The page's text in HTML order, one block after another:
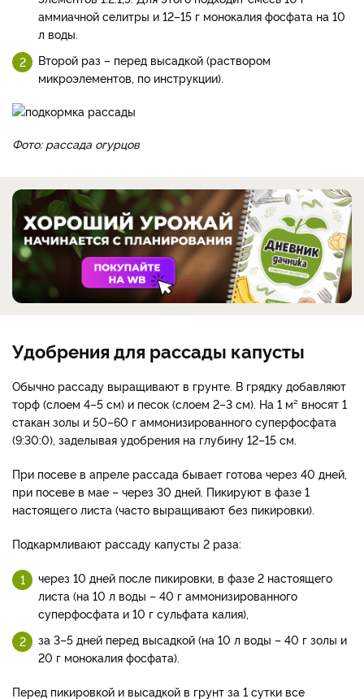
аммиачной селитры и 12–15 г монокалия фосфата на 10
л воды.
Второй раз – перед высадкой (раствором
микроэлементов, по инструкции).
Фото: рассада огурцов
Удобрения для рассады капусты
Обычно рассаду выращивают в грунте. В грядку добавляют
торф (слоем 4–5 см) и песок (слоем 2–3 см). На 1 м² вносят 1
стакан золы и 50–60 г аммонизированного суперфосфата
(9:30:0), заделывая удобрения на глубину 12–15 см.
При посеве в апреле рассада бывает готова через 40 дней,
при посеве в мае – через 30 дней. Пикируют в фазе 1
настоящего листа (часто выращивают без пикировки).
Подкармливают рассаду капусты 2 раза:
через 10 дней после пикировки, в фазе 2 настоящего
листа (на 10 л воды – 40 г аммонизированного
суперфосфата и 10 г сульфата калия),
за 3–5 дней перед высадкой (на 10 л воды – 40 г золы и
20 г монокалия фосфата).
Перед пикировкой и высадкой в грунт за 1 сутки все